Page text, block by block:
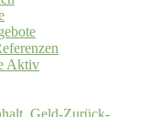
Aktiv
Geld-Zurück-